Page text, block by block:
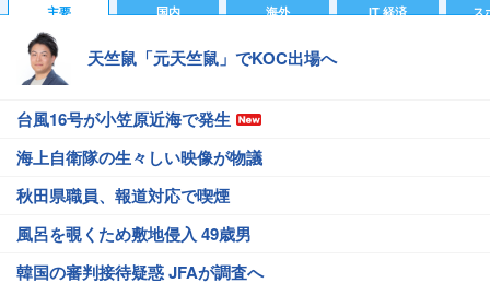
主要 国内 海外 IT 経済 ス
天竺鼠「元天竺鼠」でKOC出場へ
台風16号が小笠原近海で発生
海上自衛隊の生々しい映像が物議
秋田県職員、報道対応で喫煙
風呂を覗くため敷地侵入 49歳男
韓国の審判接待疑惑 JFAが調査へ